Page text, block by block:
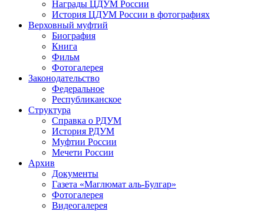
Награды ЦДУМ России
История ЦДУМ России в фотографиях
Верховный муфтий
Биография
Книга
Фильм
Фотогалерея
Законодательство
Федеральное
Республиканское
Структура
Справка о РДУМ
История РДУМ
Муфтии России
Мечети России
Архив
Документы
Газета «Маглюмат аль-Булгар»
Фотогалерея
Видеогалерея